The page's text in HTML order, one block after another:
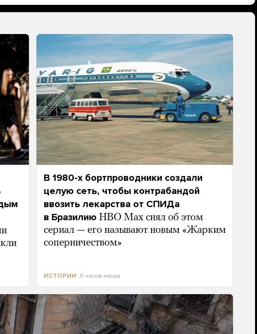
В 1980-х бортпроводники создали
целую сеть, чтобы контрабандой
ввозить лекарства от СПИДа
в Бразилию HBO Max снял об этом
сериал — его называют новым «Жарким
соперничеством»
ИСТОРИИ 6 часов назад